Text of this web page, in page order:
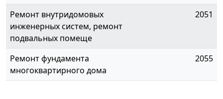
Ремонт внутридомовых
инженерных систем, ремонт
подвальных помеще
2051
Ремонт фундамента
многоквартирного дома
2055